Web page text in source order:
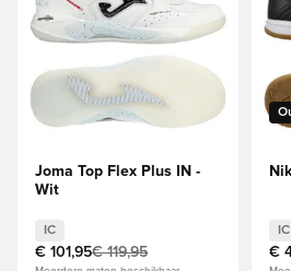
Joma Top Flex Plus IN -
Wit
IC
€ 101,95€ 119,95
IC
€